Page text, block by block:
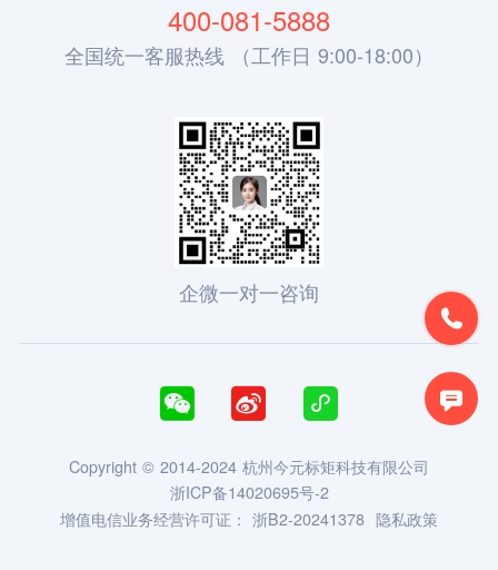


400-081-5888
全国统一客服热线 （工作日 9:00-18:00）
企微一对一咨询
  
Copyright © 2014-2024 杭州今元标矩科技有限公司
浙ICP备14020695号-2
增值电信业务经营许可证： 浙B2-20241378 隐私政策